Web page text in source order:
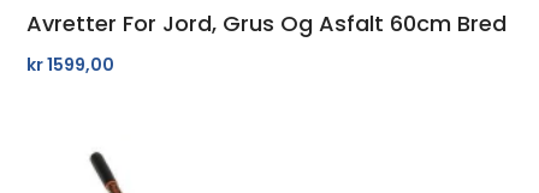
Avretter For Jord, Grus Og Asfalt 60cm Bred
kr1599,00